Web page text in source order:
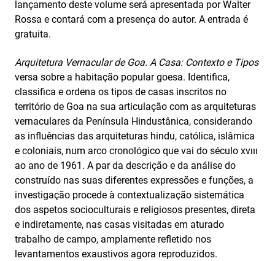
lançamento deste volume será apresentada por Walter
Rossa e contará com a presença do autor. A entrada é
gratuita.
Arquitetura Vernacular de Goa. A Casa: Contexto e Tipos
versa sobre a habitação popular goesa. Identifica,
classifica e ordena os tipos de casas inscritos no
território de Goa na sua articulação com as arquiteturas
vernaculares da Península Hindustânica, considerando
as influências das arquiteturas hindu, católica, islâmica
e coloniais, num arco cronológico que vai do século xvııı
ao ano de 1961. A par da descrição e da análise do
construído nas suas diferentes expressões e funções, a
investigação procede à contextualização sistemática
dos aspetos socioculturais e religiosos presentes, direta
e indiretamente, nas casas visitadas em aturado
trabalho de campo, amplamente refletido nos
levantamentos exaustivos agora reproduzidos.